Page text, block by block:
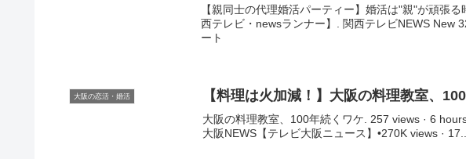
【親同士の代理婚活パーティー】婚活は"親"が頑張
西テレビ・newsランナー】. 関西テレビNEWS New
ート
大阪の恋活・婚活 【料理は火加減！】 大阪の料理教室、
大阪の料理教室、100年続くワケ. 257 views · 6
大阪NEWS【テレビ大阪ニュース】•270K views ·